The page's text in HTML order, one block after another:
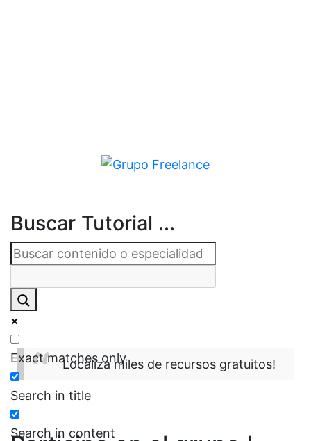
Buscar Tutorial ...
Exact matches only
Search in title
Search in content
Localiza miles de recursos gratuitos!